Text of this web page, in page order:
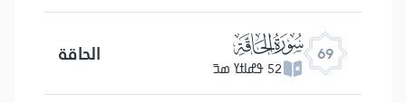
69 ﯲ
52 ߟߝߊߙߌ ߘߏ߫ الحاقة